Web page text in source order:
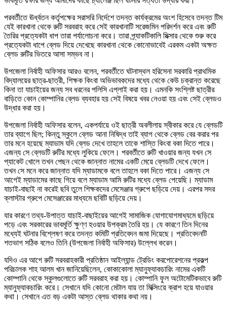
পরবর্তীতে ঊর্ধ্বতন কর্তৃপক্ষের সরাসরি নির্দেশে তদন্ত কার্যক্রমের অংশ হিসেবে তদন্ত টিম
যেই কারখানা থেকে রুটি সরবরাহ করে সেই কারখানাটি সরেজমিন পরিদর্শন করে এবং রুটি
তৈরির প্রত্যেকটা ধাপ তারা পর্যালোচনা করে। তারা প্র্যাকটিকালি মিক্সার থেকে শুরু করে
প্রত্যেকটা ধাপে ব্লেড দিয়ে দেখেছে কারখানা থেকে কোনোভাবেই এরকম একটা অক্ষত
ব্লেড রুটির ভিতরে আসা সম্ভব না।
উপজেলা নির্বাহী অফিসার আরও বলেন, পরবর্তীতে ঘটনাস্থল হরিসেনা সরকারি প্রাথমিক
বিদ্যালয়ের ছাত্র-ছাত্রী, শিক্ষক কিংবা অভিভাবকদের মধ্যে থেকে কেউ চক্রান্ত করেছে
কিনা তা যাচাইয়ের জন্য সব ধরনের পলিসি এপ্লাই করা হয়। এমনকি সংশ্লিষ্ট ছাত্রীর
বাড়িতে কোন কোম্পানির ব্লেড ব্যবহার হয় সেই বিষয়ে খবর নেওয়া হয় এবং সেই ব্লেডও
উদ্ধার করা হয়।
উপজেলা নির্বাহী অফিসার বলেন, একপর্যায়ে ওই ছাত্রী অবলীলায় স্বীকার করে যে ব্লেডটি
তার ব্যাগে ছিল; কিন্তু স্কুলে ব্লেড আনা নিষিদ্ধ তাই ব্যাগ থেকে ব্লেড বের করার পর
তার মনে হয়েছে ম্যাডাম যদি ব্লেড দেখে তাহলে তাকে শাস্তি কিংবা বকা দিতে পারে।
এজন্য সে ব্লেডটি রুটির মধ্যে লুকিয়ে ফেলে। পরবর্তীতে রুটি খাওয়ার জন্য যখন সে
প্যাকেট খোলে তখন পেছন থেকে জান্নাত নামের একটি মেয়ে ব্লেডটি দেখে ফেলে।
তখন সে মনে করে জান্নাত যদি ম্যাডামকে বলে তাহলে বকা দিতে পারে। এজন্য সে
আগেই ম্যাডামের কাছে গিয়ে বলে ম্যাডাম আমি রুটির মধ্যে ব্লেড পেয়েছি। ম্যাডাম
যাচাই-বাছাই না করেই ছবি তুলে শিক্ষকদের মেসেঞ্জার গ্রুপে ছড়িয়ে দেয়। এরপর সদর
ক্লাস্টার গ্রুপে মেসেঞ্জারের মাধ্যমে ছবিটি ছড়িয়ে দেয়।
যার কারণে তথ্য-উপাত্ত যাচাই-বাছাইয়ের আগেই সামাজিক যোগাযোগমাধ্যমে ছড়িয়ে
পড়ে এবং সরকারের ভাবমূর্তি ক্ষুণ্ণ হওয়ার উপক্রম তৈরি হয়। যে কারণে তিন দিনের
মধ্যেই ঘটনার বিশ্লেষণ করে তদন্ত কমিটি প্রতিবেদন জমা দিয়েছে। প্রতিবেদনটি
শতভাগ সঠিক বলেও তিনি (উপজেলা নির্বাহী অফিসার) উল্লেখ করেন।
যদিও এর আগে রুটি সরবরাহকারী প্রতিষ্ঠান আইল্যান্ড ট্রেডিং করপোরেশনের প্রকল্প
পরিচালক শাহ আলম খান জানিয়েছিলেন, কোকাকোলা ম্যানুফ্যাকচারিং নামের একটি
কোম্পানি থেকে স্কুলগুলোতে রুটি সরবরাহ করা হয়। কোম্পানি ফুল অটোমেটিকভাবে রুটি
ম্যানুফ্যাকচারিং করে। সেখানে যদি কোনো মেটাল যায় তা মিক্সিংয়ে ক্রাশ হয়ে যাওয়ার
কথা। সেখানে এত বড় একটা আস্ত ব্লেড থাকার কথা নয়।